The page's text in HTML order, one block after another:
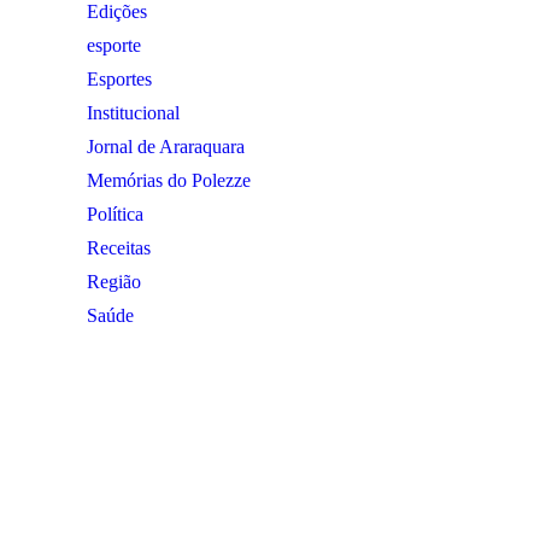
Edições
esporte
Esportes
Institucional
Jornal de Araraquara
Memórias do Polezze
Política
Receitas
Região
Saúde